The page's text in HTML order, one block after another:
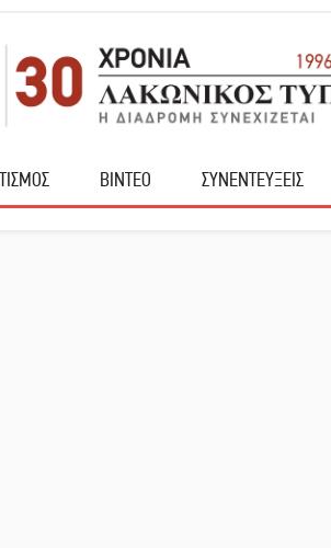
ΒΙΝΤΕΟ ΣΥΝΕΝΤΕΥΞΕΙΣ